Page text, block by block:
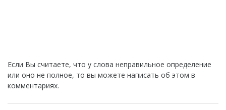
Если Вы считаете, что у слова неправильное определение
или оно не полное, то вы можете написать об этом в
комментариях.